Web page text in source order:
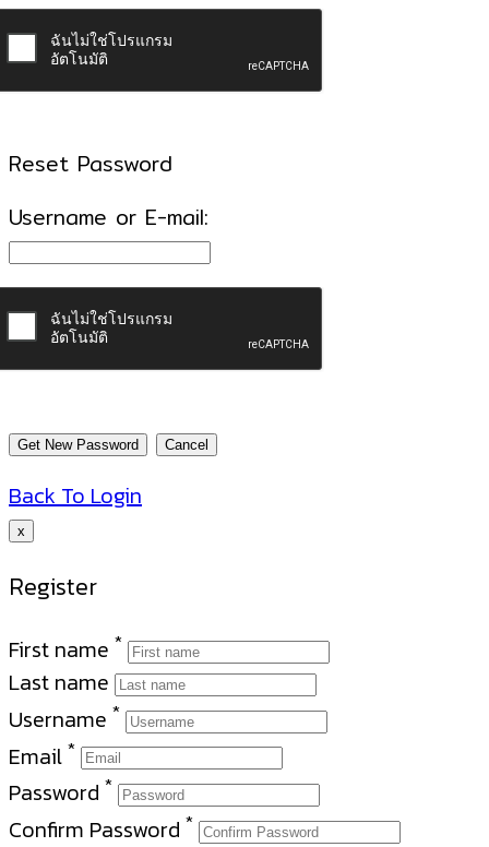
Reset Password
Username or E-mail:
Back To Login
x
Register
First name *
Last name
Username *
Email *
Password *
Confirm Password *